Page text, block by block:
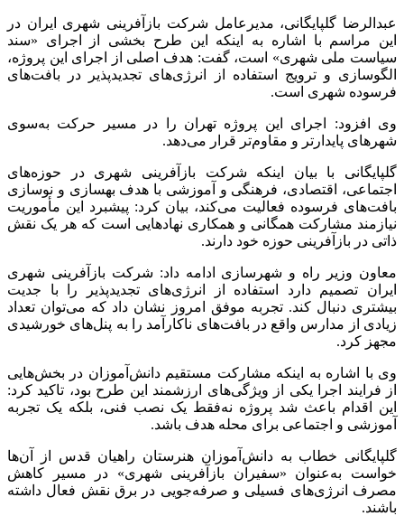
عبدالرضا گلپایگانی، مدیرعامل شرکت بازآفرینی شهری ایران در
این مراسم با اشاره به اینکه این طرح بخشی از اجرای «سند
سیاست ملی شهری» است، گفت: هدف اصلی از اجرای این پروژه،
الگوسازی و ترویج استفاده از انرژی‌های تجدیدپذیر
در بافت‌های
فرسوده شهری است.
وی افزود: اجرای این پروژه تهران را در مسیر حرکت به‌سوی
شهرهای پایدارتر و مقاوم‌تر قرار می‌دهد.
گلپایگانی با بیان اینکه شرکت بازآفرینی شهری در حوزه‌های
اجتماعی، اقتصادی، فرهنگی و آموزشی با هدف بهسازی و نوسازی
بافت‌های فرسوده فعالیت می‌کند، بیان کرد: پیشبرد این مأموریت
نیازمند مشارکت همگانی و همکاری نهادهایی است که هر یک نقش
ذاتی در بازآفرینی حوزه خود دارند.
معاون وزیر راه و شهرسازی ادامه داد: شرکت بازآفرینی شهری
ایران تصمیم دارد استفاده از انرژی‌هایتجدیدپذیر
را با جدیت
بیشتری دنبال کند. تجربه موفق امروز نشان داد که می‌توان تعداد
زیادی از مدارس واقع در بافت‌های ناکارآمد را به پنل‌های خورشیدی
مجهز کرد.
وی با اشاره به اینکه مشارکت مستقیم دانش‌آموزان در بخش‌هایی
از فرایند اجرا یکی از ویژگی‌های ارزشمند این طرح بود، تاکید کرد:
این اقدام باعث شد پروژه نه‌فقط یک نصب فنی، بلکه یک تجربه
آموزشی و اجتماعی برای محله هدف باشد.
گلپایگانی خطاب به دانش‌آموزان هنرستان راهیان قدس از آن‌ها
خواست به‌عنوان «سفیران بازآفرینی شهری» در مسیر کاهش
مصرف انرژی‌های فسیلی و صرفه‌جویی در برق نقش فعال داشته
باشند.